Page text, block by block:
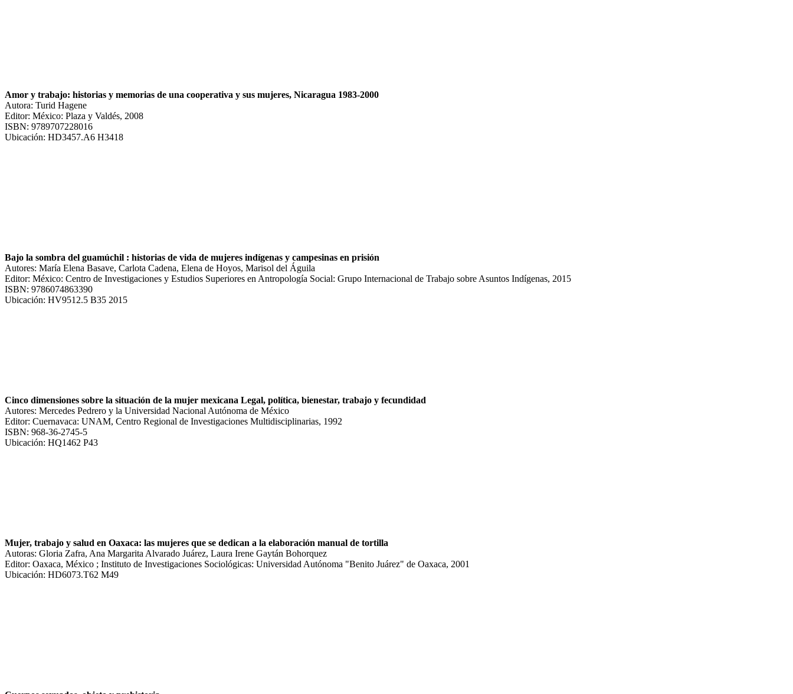
Amor y trabajo: historias y memorias de una cooperativa y sus mujeres, Nicaragua 1983-2000
Autora: Turid Hagene
Editor: México: Plaza y Valdés, 2008
ISBN: 9789707228016
Ubicación: HD3457.A6 H3418
Bajo la sombra del guamúchil : historias de vida de mujeres indígenas y campesinas en prisión
Autores: María Elena Basave, Carlota Cadena, Elena de Hoyos, Marisol del Águila
Editor: México: Centro de Investigaciones y Estudios Superiores en Antropología Social: Grupo Internacional de Trabajo sobre Asuntos Indígenas, 2015
ISBN: 9786074863390
Ubicación: HV9512.5 B35 2015
Cinco dimensiones sobre la situación de la mujer mexicana Legal, política, bienestar, trabajo y fecundidad
Autores: Mercedes Pedrero y la Universidad Nacional Autónoma de México
Editor: Cuernavaca: UNAM, Centro Regional de Investigaciones Multidisciplinarias, 1992
ISBN: 968-36-2745-5
Ubicación: HQ1462 P43
Mujer, trabajo y salud en Oaxaca: las mujeres que se dedican a la elaboración manual de tortilla
Autoras: Gloria Zafra, Ana Margarita Alvarado Juárez, Laura Irene Gaytán Bohorquez
Editor: Oaxaca, México ; Instituto de Investigaciones Sociológicas: Universidad Autónoma "Benito Juárez" de Oaxaca, 2001
Ubicación: HD6073.T62 M49